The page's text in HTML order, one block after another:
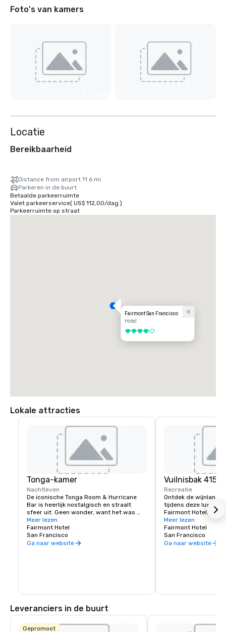
Foto's van kamers
Locatie
Bereikbaarheid
Distance from airport 11.6 mi
Parkeren in de buurt
Betaalde parkeerruimte
Valet parkeerservice( US$ 112,00/dag )
Parkeerruimte op straat
Fairmont San Francisco
Hotel
4 van 5
Lokale attracties
Tonga-kamer
Nachtleven
De iconische Tonga Room & Hurricane
Bar is heerlijk nostalgisch en straalt
sfeer uit. Geen wonder, want het was
een decorontwerper uit Hollywood die de
thema-look en feel creëerde. Gasten
verzamelen zich rond een grote centrale
„" lagune "”, ooit het overdekte zwembad
Meer lezen
Fairmont Hotel
San Francisco
Ga naar website
Vuilnisbak 415
Recreatie
Ontdek de
tijdens deze luxe
Fairmont Hotel.
leren je smaak
wilt dat je reis
op maat gemaakte
voor jou.
Meer lezen
Fairmont Hotel
San Francisco
Ga naar website
Leveranciers in de buurt
Gepromoot